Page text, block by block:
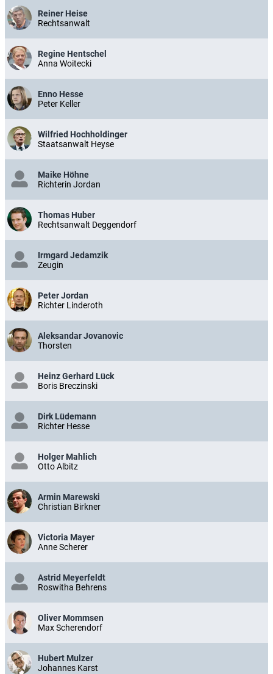
Reiner Heise
Rechtsanwalt
Regine Hentschel
Anna Woitecki
Enno Hesse
Peter Keller
Wilfried Hochholdinger
Staatsanwalt Heyse
Maike Höhne
Richterin Jordan
Thomas Huber
Rechtsanwalt Deggendorf
Irmgard Jedamzik
Zeugin
Peter Jordan
Richter Linderoth
Aleksandar Jovanovic
Thorsten
Heinz Gerhard Lück
Boris Breczinski
Dirk Lüdemann
Richter Hesse
Holger Mahlich
Otto Albitz
Armin Marewski
Christian Birkner
Victoria Mayer
Anne Scherer
Astrid Meyerfeldt
Roswitha Behrens
Oliver Mommsen
Max Scherendorf
Hubert Mulzer
Johannes Karst